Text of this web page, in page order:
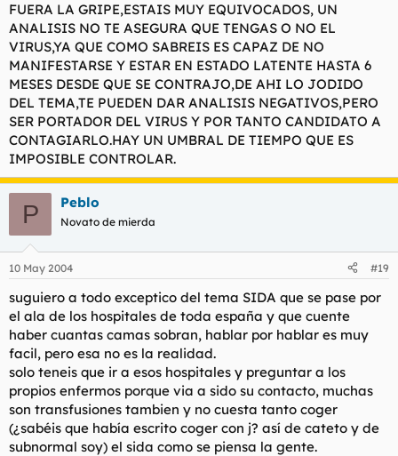
FUERA LA GRIPE,ESTAIS MUY EQUIVOCADOS, UN
ANALISIS NO TE ASEGURA QUE TENGAS O NO EL
VIRUS,YA QUE COMO SABREIS ES CAPAZ DE NO
MANIFESTARSE Y ESTAR EN ESTADO LATENTE HASTA 6
MESES DESDE QUE SE CONTRAJO,DE AHI LO JODIDO
DEL TEMA,TE PUEDEN DAR ANALISIS NEGATIVOS,PERO
SER PORTADOR DEL VIRUS Y POR TANTO CANDIDATO A
CONTAGIARLO.HAY UN UMBRAL DE TIEMPO QUE ES
IMPOSIBLE CONTROLAR.
P Peblo
Novato de mierda
10 May 2004 #19
suguiero a todo exceptico del tema SIDA que se pase por
el ala de los hospitales de toda españa y que cuente
haber cuantas camas sobran, hablar por hablar es muy
facil, pero esa no es la realidad.
solo teneis que ir a esos hospitales y preguntar a los
propios enfermos porque via a sido su contacto, muchas
son transfusiones tambien y no cuesta tanto coger
(¿sabéis que había escrito coger con j? así de cateto y de
subnormal soy) el sida como se piensa la gente.